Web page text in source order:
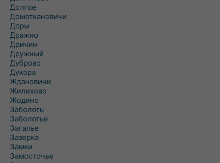
Долгое
Домоткановичи
Доры
Дражно
Дричин
Дружный
Дуброво
Дукора
Ждановичи
Жилихово
Жодино
Заболоть
Заболотье
Загалье
Зазерка
Замки
Замосточье